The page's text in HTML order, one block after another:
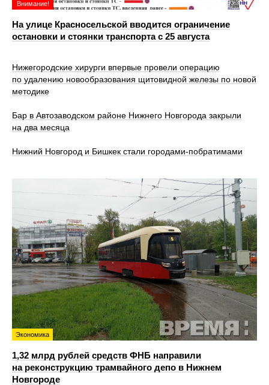
Внимание!
На улице Красносельской вводится ограничение
остановки и стоянки транспорта с 25 августа
Нижегородские хирурги впервые провели операцию
по удалению новообразования щитовидной железы по новой
методике
Бар в Автозаводском районе Нижнего Новгорода закрыли
на два месяца
Нижний Новгород и Бишкек стали городами-побратимами
Экономика
1,32 млрд рублей средств ФНБ направили
на реконструкцию трамвайного депо в Нижнем
Новгороде